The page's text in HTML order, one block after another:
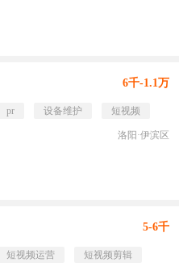
6千-1.1万
pr 设备维护 短视频
洛阳·伊滨区
5-6千
短视频运营
短视频剪辑